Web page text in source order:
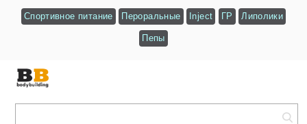
Спортивное питание Пероральные Inject ГР Липолики
Пепы